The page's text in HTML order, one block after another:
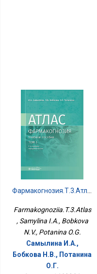
Farmakognoziia.T.3.Atlas
, Samylina I.A., Bobkova
N.V., Potanina O.G.
Самылина И.А.,
Бобкова Н.В., Потанина
О.Г.